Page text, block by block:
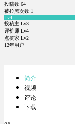
投稿数 64
被拉黑次数 1
Lv4
投稿主 Lv3
评价师 Lv4
点赞家 Lv2
12年用户
简介
视频
评论
下载